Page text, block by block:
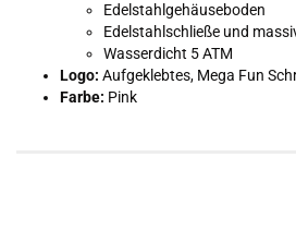
Edelstahlgehäuseboden
Edelstahlschließe und
Wasserdicht 5 ATM
Logo: Aufgeklebtes, Mega Fun
Farbe: Pink